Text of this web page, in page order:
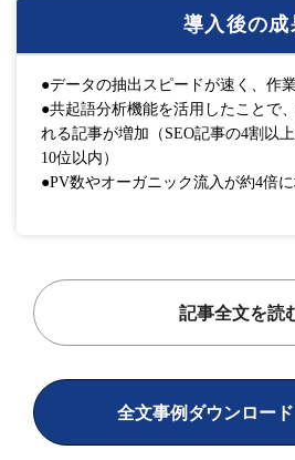
導入後の成
●データの抽出スピードが速く、作
●共起語分析機能を活用したことで
れる記事が増加（SEO記事の4割以
10位以内）
●PV数やオーガニック流入が約4倍
記事全文を読
全文事例ダウンロー